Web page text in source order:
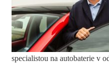
specialistou na autobaterie v